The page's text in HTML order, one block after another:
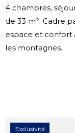
4 chambres,
de 33 m². Cadre
espace et confort
les montagnes.
Exclusivité